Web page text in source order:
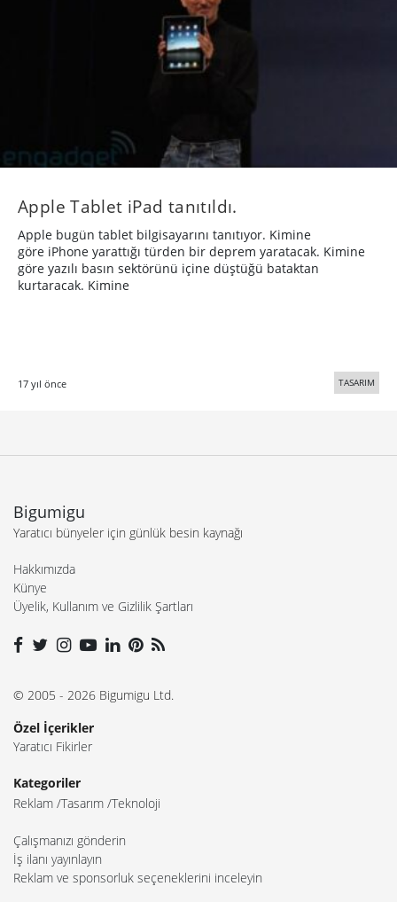
Apple Tablet iPad tanıtıldı.
Apple bugün tablet bilgisayarını tanıtıyor. Kimine
göre iPhone yarattığı türden bir deprem yaratacak. Kimine
göre yazılı basın sektörünü içine düştüğü bataktan
kurtaracak. Kimine
17 yıl önce TASARIM
Bigumigu
Yaratıcı bünyeler için günlük besin kaynağı
Hakkımızda
Künye
Üyelik, Kullanım ve Gizlilik Şartları
© 2005 - 2026 Bigumigu Ltd.
Özel İçerikler
Yaratıcı Fikirler
Kategoriler
Reklam Tasarım Teknoloji
Çalışmanızı gönderin
İş ilanı yayınlayın
Reklam ve sponsorluk seçeneklerini inceleyin